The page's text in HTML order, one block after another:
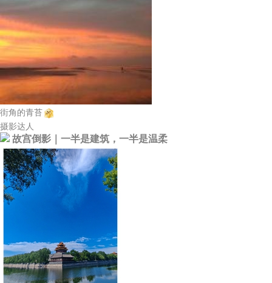
街角的青苔
摄影达人
故宫倒影｜一半是建筑，一半是温柔